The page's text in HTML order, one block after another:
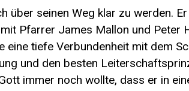
über seinen Weg klar zu werden.
Pfarrer James Mallon und Peter
eine tiefe Verbundenheit mit dem
und den besten
immer noch wollte, dass er in